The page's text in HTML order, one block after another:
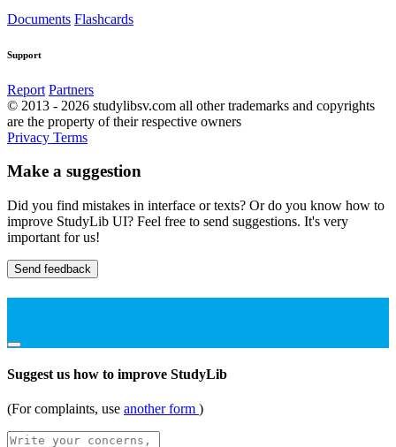
Documents Flashcards
Support
Report Partners
© 2013 - 2026 studylibsv.com all other trademarks and copyrights
are the property of their respective owners
Privacy Terms
Make a suggestion
Did you find mistakes in interface or texts? Or do you know how to
improve StudyLib UI? Feel free to send suggestions. It's very
important for us!
Send feedback
Suggest us how to improve StudyLib
(For complaints, use another form )